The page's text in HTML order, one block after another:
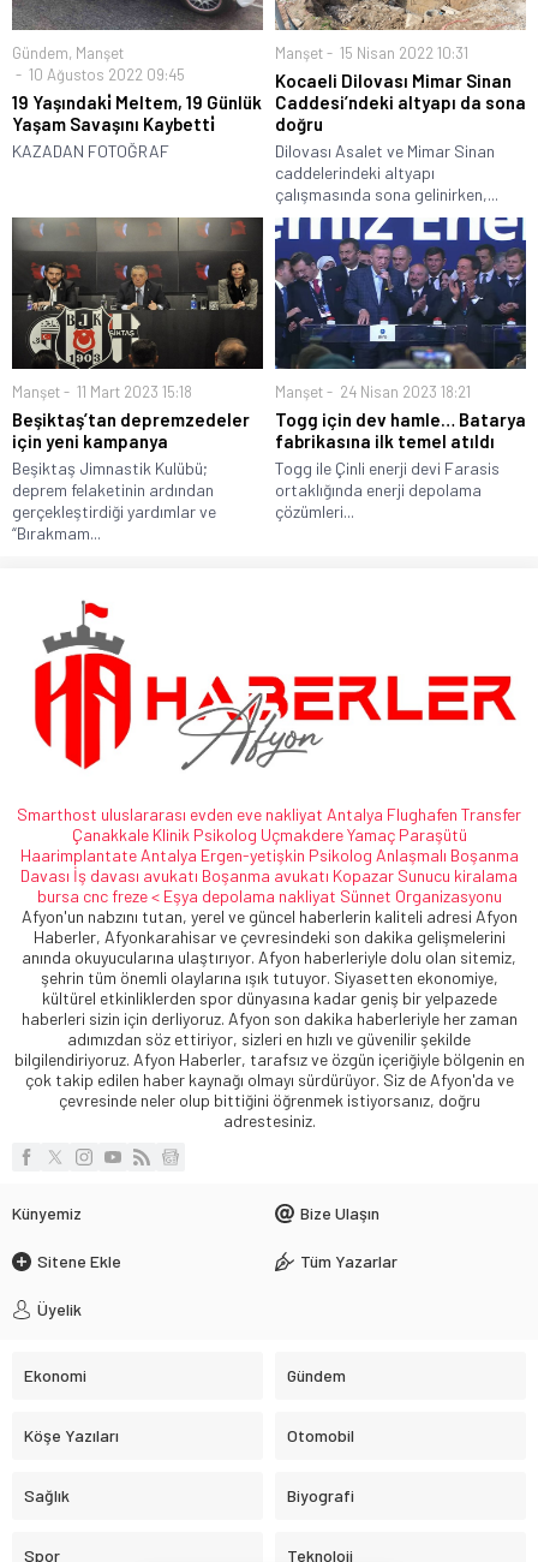
Gündem, Manşet
10 Ağustos 2022 09:45
19 Yaşındaki̇ Meltem, 19 Günlük
Yaşam Savaşını Kaybetti̇
KAZADAN FOTOĞRAF
Manşet 15 Nisan 2022 10:31
Kocaeli Dilovası Mimar Sinan
Caddesi’ndeki altyapı da sona
doğru
Dilovası Asalet ve Mimar Sinan
caddelerindeki altyapı
çalışmasında sona gelinirken,...
Manşet 11 Mart 2023 15:18
Beşiktaş’tan depremzedeler
için yeni kampanya
Beşiktaş Jimnastik Kulübü;
deprem felaketinin ardından
gerçekleştirdiği yardımlar ve
“Bırakmam...
Manşet 24 Nisan 2023 18:21
Togg için dev hamle… Batarya
fabrikasına ilk temel atıldı
Togg ile Çinli enerji devi Farasis
ortaklığında enerji depolama
çözümleri...
Smarthost uluslararası evden eve nakliyat Antalya Flughafen Transfer
Çanakkale Klinik Psikolog Uçmakdere Yamaç Paraşütü
Haarimplantate Antalya Ergen-yetişkin Psikolog Anlaşmalı Boşanma
Davası İş davası avukatı Boşanma avukatı Kopazar Sunucu kiralama
bursa cnc freze < Eşya depolama nakliyat Sünnet Organizasyonu
Afyon'un nabzını tutan, yerel ve güncel haberlerin kaliteli adresi Afyon
Haberler, Afyonkarahisar ve çevresindeki son dakika gelişmelerini
anında okuyucularına ulaştırıyor. Afyon haberleriyle dolu olan sitemiz,
şehrin tüm önemli olaylarına ışık tutuyor. Siyasetten ekonomiye,
kültürel etkinliklerden spor dünyasına kadar geniş bir yelpazede
haberleri sizin için derliyoruz. Afyon son dakika haberleriyle her zaman
adımızdan söz ettiriyor, sizleri en hızlı ve güvenilir şekilde
bilgilendiriyoruz. Afyon Haberler, tarafsız ve özgün içeriğiyle bölgenin en
çok takip edilen haber kaynağı olmayı sürdürüyor. Siz de Afyon'da ve
çevresinde neler olup bittiğini öğrenmek istiyorsanız, doğru
adrestesiniz.
Künyemiz Bize Ulaşın
Sitene Ekle Tüm Yazarlar
Üyelik
Ekonomi Gündem
Köşe Yazıları Otomobil
Sağlık Biyografi
Spor Teknoloji